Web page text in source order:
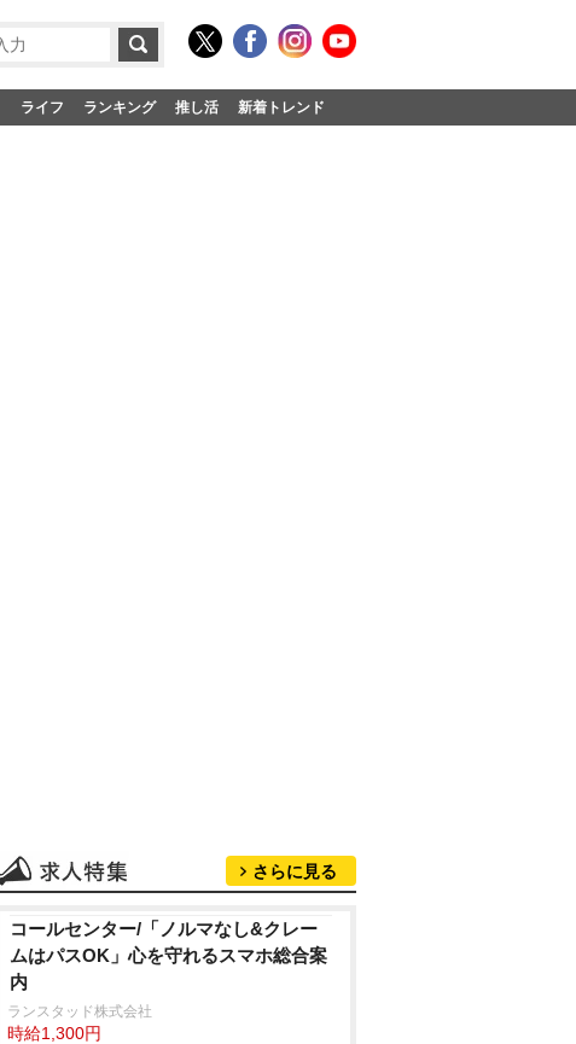
ライフ ランキング 推し活 新着トレンド
さらに見る
コールセンター/「ノルマなし&クレー
ムはパスOK」心を守れるスマホ総合案
内
ランスタッド株式会社
時給1,300円